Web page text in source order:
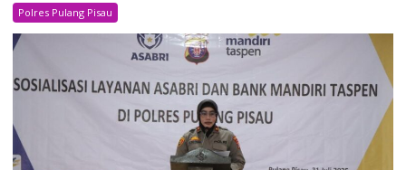
Polres Pulang Pisau